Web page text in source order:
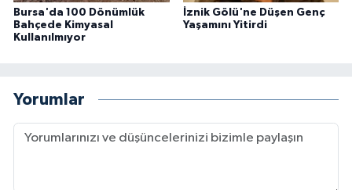
Bursa'da 100 Dönümlük
Bahçede Kimyasal
Kullanılmıyor
İznik Gölü'ne Düşen Genç
Yaşamını Yitirdi
Yorumlar